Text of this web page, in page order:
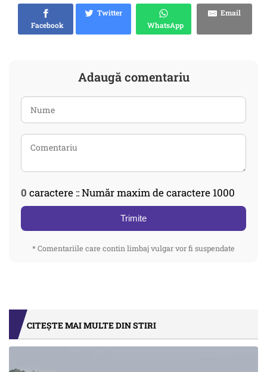
Facebook
Twitter
WhatsApp
Email
Adaugă comentariu
0 caractere :: Număr maxim de caractere 1000
Trimite
* Comentariile care contin limbaj vulgar vor fi suspendate
CITEȘTE MAI MULTE DIN STIRI